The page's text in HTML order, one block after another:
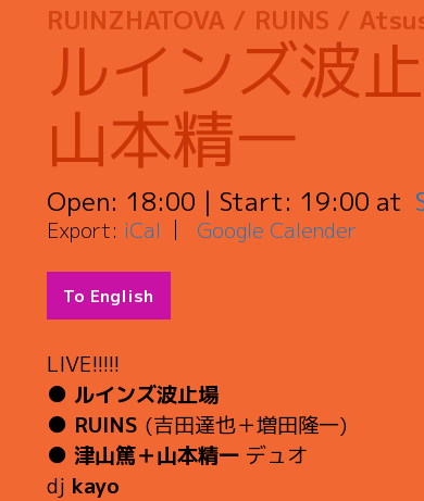
RUINZHATOVA / RUINS /
ルインズ波
山本精一
Open: 18:00 | Start: 19:00
Export: iCal Google Calender
To English
LIVE!!!!!
● ルインズ波止場
● RUINS (吉田達也＋増田隆一)
● 津山篤＋山本精一 デュオ
dj kayo